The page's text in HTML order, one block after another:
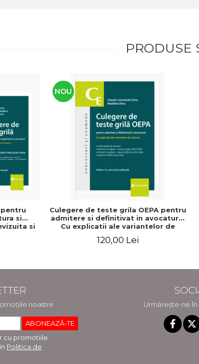
PRODUSE
si
si
NOU
Culegere de teste grila OEPA pentru
admitere si definitivat in avocatura.
Cu explicatii ale variantelor de
raspuns. Editia a III-a, revizuita si
adaugita - Claudiu Constantin Dinu,
120,00 Lei
noastre
cu promotiile
Politica de
Urmărește-ne în